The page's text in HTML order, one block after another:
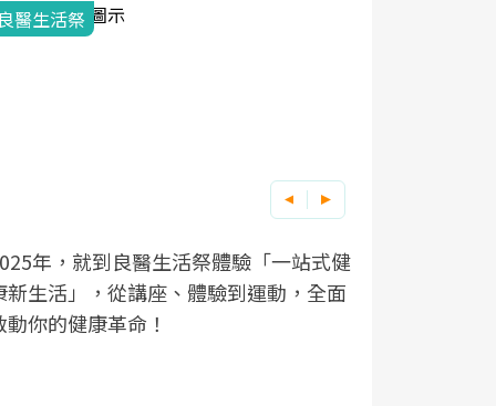
與健康韌性的距離
醫健康網從「換季的身體變化」出發，
過醫學觀點與日常感受的對話，建立對
健康的認知，進而引導實際的改善行